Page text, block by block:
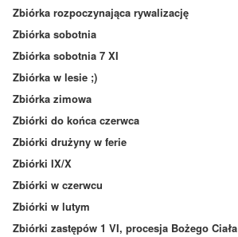
Zbiórka rozpoczynająca rywalizację
Zbiórka sobotnia
Zbiórka sobotnia 7 XI
Zbiórka w lesie ;)
Zbiórka zimowa
Zbiórki do końca czerwca
Zbiórki drużyny w ferie
Zbiórki IX/X
Zbiórki w czerwcu
Zbiórki w lutym
Zbiórki zastępów 1 VI, procesja Bożego Ciała